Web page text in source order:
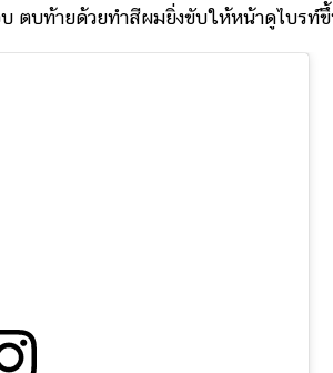
ตบท้ายด้วยทำสีผมยิ่งขับให้หน้าดูไบรท์